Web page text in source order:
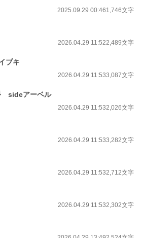
2025.09.29 00:461,746文字
2026.04.29 11:522,489文字
ブキ
2026.04.29 11:533,087文字
sideアーベル
2026.04.29 11:532,026文字
2026.04.29 11:533,282文字
2026.04.29 11:532,712文字
2026.04.29 11:532,302文字